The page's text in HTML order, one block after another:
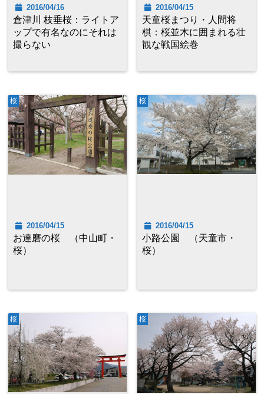
2016/04/16
倉津川 枝垂桜：ライトア
ップで有名なのにそれは
撮らない
2016/04/15
天童桜まつり・人間将
棋：桜並木に囲まれる壮
観な戦国絵巻
桜
2016/04/15
お達磨の桜 （中山町・
桜）
桜
2016/04/15
小路公園 （天童市・
桜）
桜 桜